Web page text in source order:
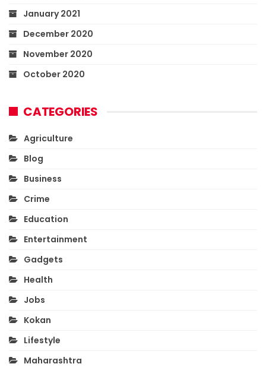
January 2021
December 2020
November 2020
October 2020
CATEGORIES
Agriculture
Blog
Business
Crime
Education
Entertainment
Gadgets
Health
Jobs
Kokan
Lifestyle
Maharashtra